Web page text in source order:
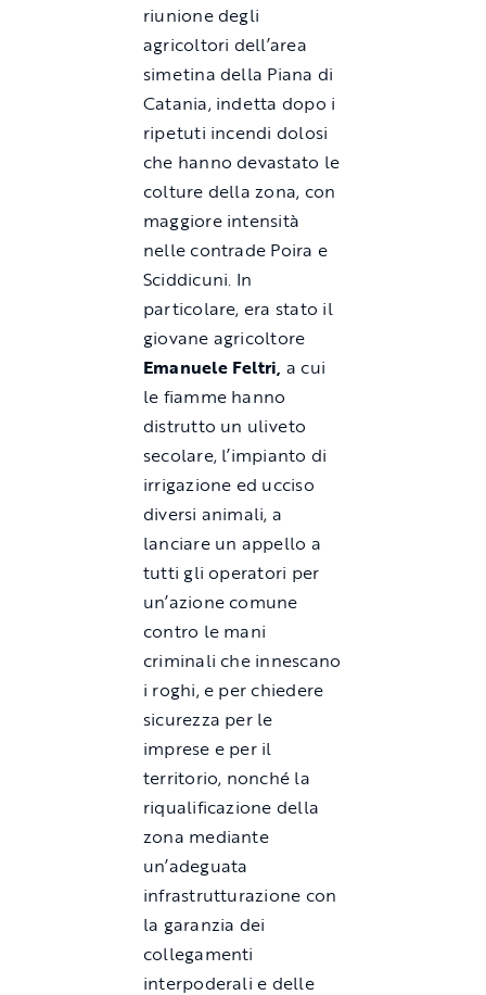
riunione degli
agricoltori dell’area
simetina della Piana di
Catania, indetta dopo i
ripetuti incendi dolosi
che hanno devastato le
colture della zona, con
maggiore intensità
nelle contrade Poira e
Sciddicuni. In
particolare, era stato il
giovane agricoltore
Emanuele Feltri, a cui
le fiamme hanno
distrutto un uliveto
secolare, l’impianto di
irrigazione ed ucciso
diversi animali, a
lanciare un appello a
tutti gli operatori per
un’azione comune
contro le mani
criminali che innescano
i roghi, e per chiedere
sicurezza per le
imprese e per il
territorio, nonché la
riqualificazione della
zona mediante
un’adeguata
infrastrutturazione con
la garanzia dei
collegamenti
interpoderali e delle